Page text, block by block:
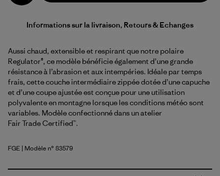
Informations sur la livraison, Retours & Echanges
Aussi chaud, extensible et respirant que notre polaire
Regulator®, ce modèle bénéficie également d’une grande
résistance à l’abrasion et aux intempéries. Idéale par temps
frais, cette couche intermédiaire zippée dotée d’une capuche
et d’une coupe ajustée est conçue pour une utilisation
polyvalente en montagne lorsque les conditions météo sont
variables. Modèle confectionné dans un atelier
Fair Trade Certified™.
Forge Grey
FGE | Modèle n° 83579